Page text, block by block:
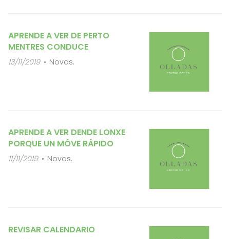
APRENDE A VER DE PERTO
MENTRES CONDUCE
13/11/2019 Novas.
APRENDE A VER DENDE LONXE
PORQUE UN MÓVE RÁPIDO
11/11/2019 Novas.
REVISAR CALENDARIO